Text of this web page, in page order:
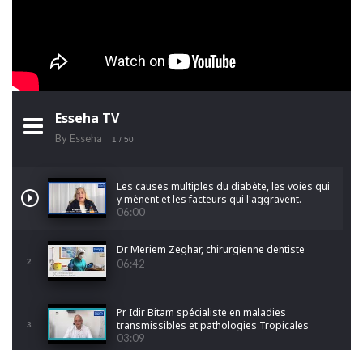
Esseha TV
By Esseha 1 / 50
Les causes multiples du diabète, les voies qui
y mènent et les facteurs qui l'aggravent.
06:00
2
Dr Meriem Zeghar, chirurgienne dentiste
06:42
3
Pr Idir Bitam spécialiste en maladies
transmissibles et pathologies Tropicales
Emergentes
03:09